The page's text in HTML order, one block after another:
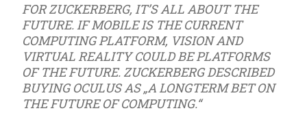
FOR ZUCKERBERG, IT’S ALL ABOUT THE
FUTURE. IF MOBILE IS THE CURRENT
COMPUTING PLATFORM, VISION AND
VIRTUAL REALITY COULD BE PLATFORMS
OF THE FUTURE. ZUCKERBERG DESCRIBED
BUYING OCULUS AS „A LONGTERM BET ON
THE FUTURE OF COMPUTING.“